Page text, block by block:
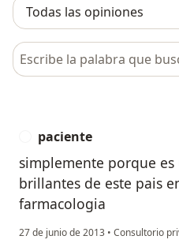
Busca en opiniones
paciente
simplemente porque
brillantes de este pais
farmacologia
27 de junio de 2013 • Consultorio